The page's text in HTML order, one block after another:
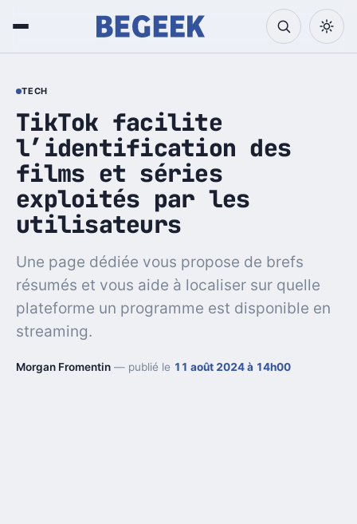
TECH
TikTok facilite
l’identification des
films et séries
exploités par les
utilisateurs
Une page dédiée vous propose de brefs
résumés et vous aide à localiser sur quelle
plateforme un programme est disponible en
streaming.
Morgan Fromentin — publié le 11 août 2024 à 14h00